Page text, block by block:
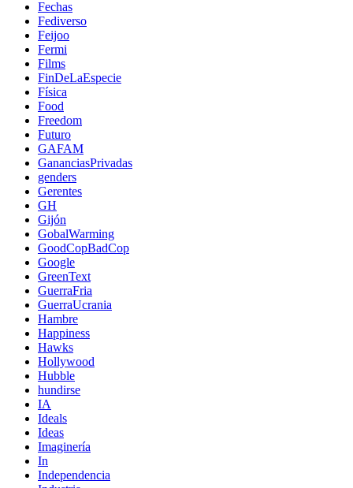
Fechas
Fediverso
Feijoo
Fermi
Films
FinDeLaEspecie
Física
Food
Freedom
Futuro
GAFAM
GananciasPrivadas
genders
Gerentes
GH
Gijón
GobalWarming
GoodCopBadCop
Google
GreenText
GuerraFria
GuerraUcrania
Hambre
Happiness
Hawks
Hollywood
Hubble
hundirse
IA
Ideals
Ideas
Imaginería
In
Independencia